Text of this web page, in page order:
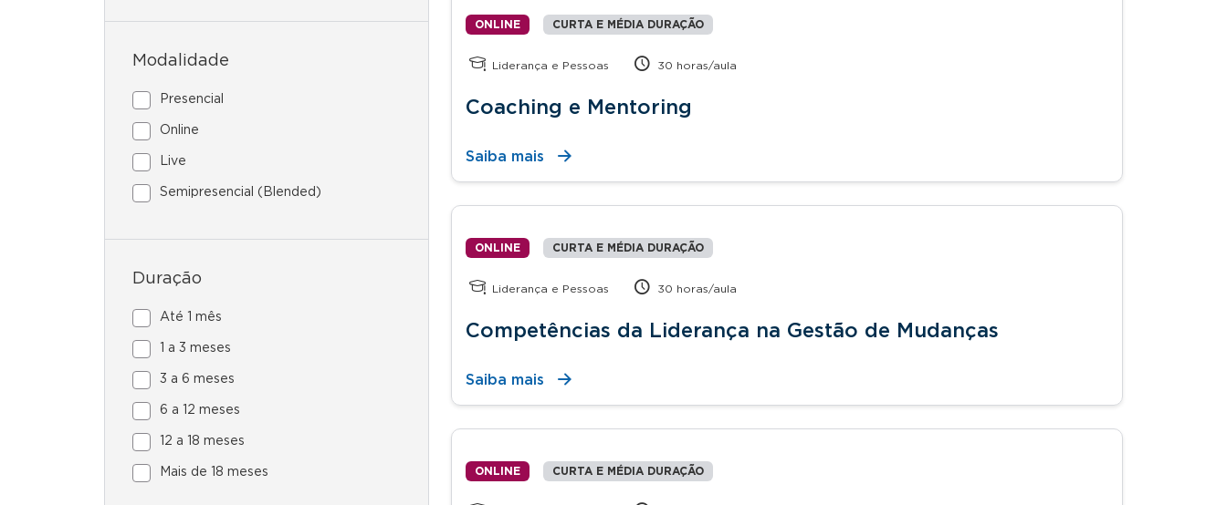
Modalidade
Presencial
Online
Live
Semipresencial (Blended)
Duração
Até 1 mês
1 a 3 meses
3 a 6 meses
6 a 12 meses
12 a 18 meses
Mais de 18 meses
ONLINE CURTA E MÉDIA DURAÇÃO
Liderança e Pessoas 30 horas/aula
Coaching e Mentoring
Saiba mais
ONLINE CURTA E MÉDIA DURAÇÃO
Liderança e Pessoas 30 horas/aula
Competências da Liderança na Gestão de Mudanças
Saiba mais
ONLINE CURTA E MÉDIA DURAÇÃO